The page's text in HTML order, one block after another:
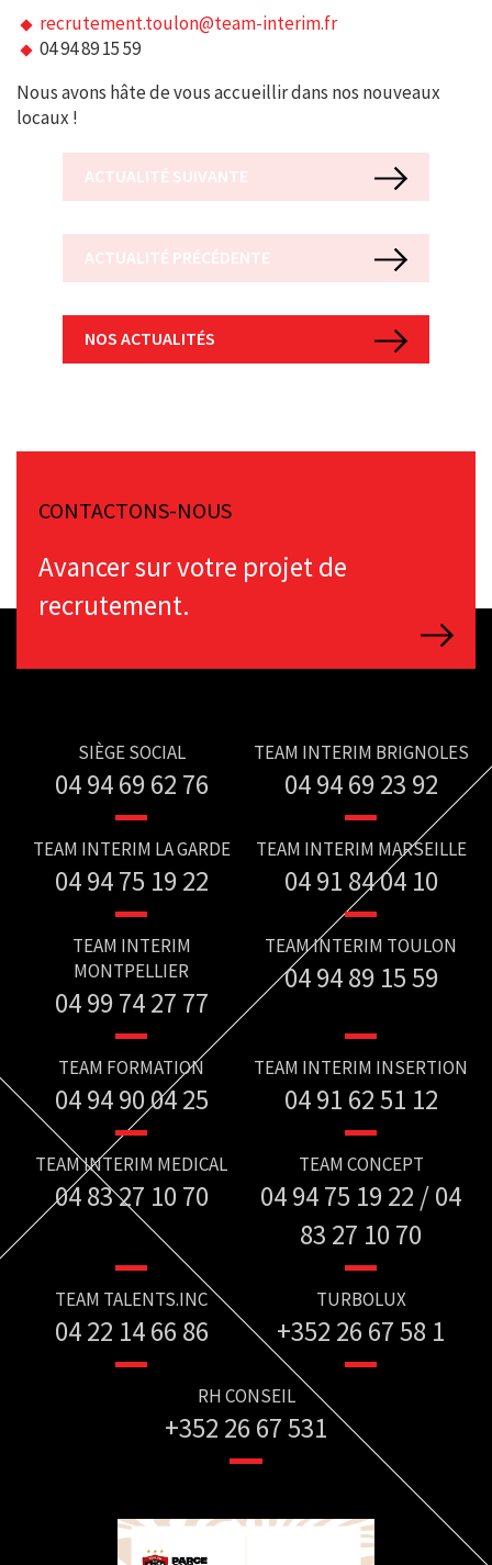
recrutement.toulon@team-interim.fr
04 94 89 15 59
Nous avons hâte de vous accueillir dans nos nouveaux
locaux !
ACTUALITÉ SUIVANTE
ACTUALITÉ PRÉCÉDENTE
NOS ACTUALITÉS
CONTACTONS-NOUS
Avancer sur votre projet de
recrutement.
SIÈGE SOCIAL
04 94 69 62 76
TEAM INTERIM BRIGNOLES
04 94 69 23 92
TEAM INTERIM LA GARDE
04 94 75 19 22
TEAM INTERIM MARSEILLE
04 91 84 04 10
TEAM INTERIM
MONTPELLIER
04 99 74 27 77
TEAM INTERIM TOULON
04 94 89 15 59
TEAM FORMATION
04 94 90 04 25
TEAM INTERIM INSERTION
04 91 62 51 12
TEAM INTERIM MEDICAL
04 83 27 10 70
TEAM CONCEPT
04 94 75 19 22 / 04
83 27 10 70
TEAM TALENTS.INC
04 22 14 66 86
TURBOLUX
+352 26 67 58 1
RH CONSEIL
+352 26 67 531